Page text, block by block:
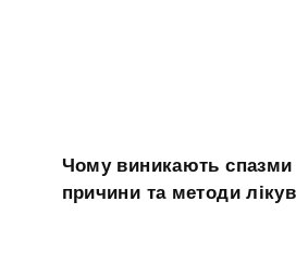
Чому виникають
причини та методи